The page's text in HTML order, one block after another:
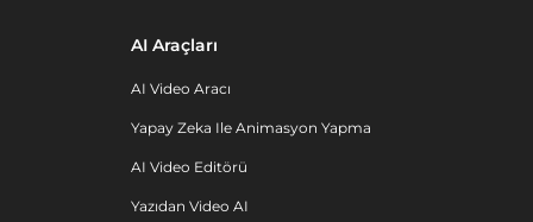
AI Araçları
AI Video Aracı
Yapay Zeka Ile Animasyon Yapma
AI Video Editörü
Yazıdan Video AI